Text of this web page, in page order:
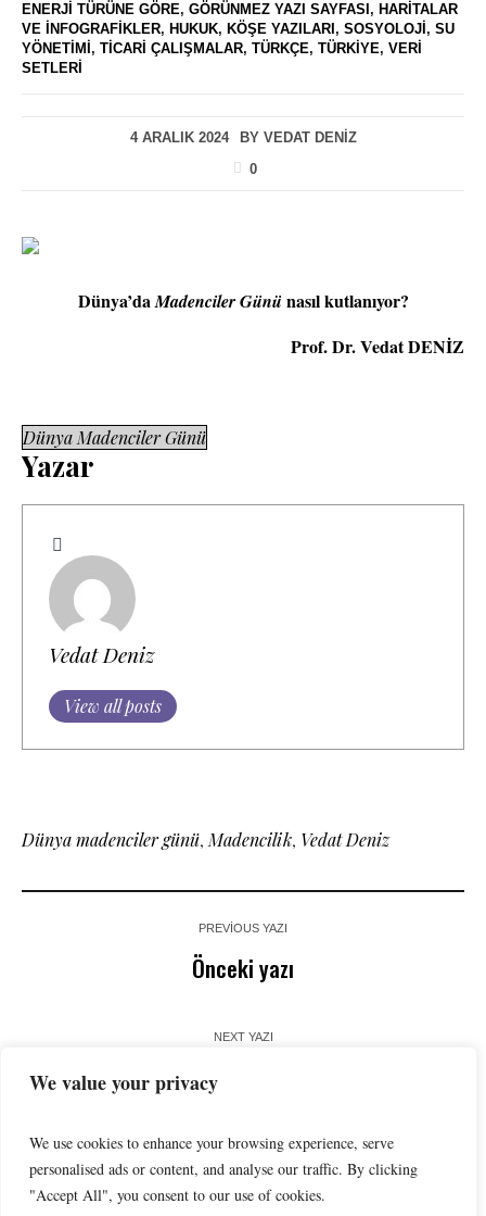
We value your privacy
We use cookies to enhance your browsing experience, serve
personalised ads or content, and analyse our traffic. By clicking
"Accept All", you consent to our use of cookies.
ENERJI TÜRÜNE GÖRE, GÖRÜNMEZ YAZI SAYFASI , HARITALAR
VE İNFOGRAFIKLER, HUKUK, KÖŞE YAZILARI , SOSYOLOJI , SU
YÖNETIMI , TICARI ÇALIŞMALAR, TÜRKÇE, TÜRKIYE, VERI
SETLERI
4 ARALIK 2024 BY VEDAT DENIZ
0
Dünya’daMadenciler Günü nasıl kutlanıyor?
Prof. Dr. Vedat DENİZ
Dünya Madenciler Günü
Yazar
Vedat Deniz
View all posts
Dünya madenciler günü, Madencilik, Vedat Deniz
PREVIOUS YAZI
Önceki yazı
NEXT YAZI
Yeşi̇l Savaş Ve Enerji̇ Dönüşümü